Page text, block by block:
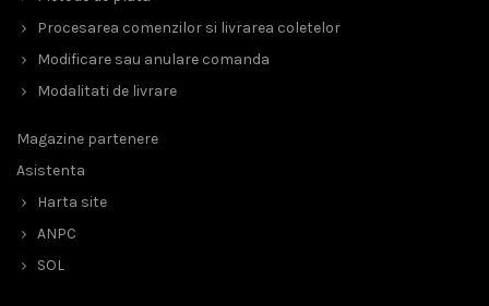
Procesarea comenzilor si livrarea coletelor
Modificare sau anulare comanda
Modalitati de livrare
Magazine partenere
Asistenta
Harta site
ANPC
SOL